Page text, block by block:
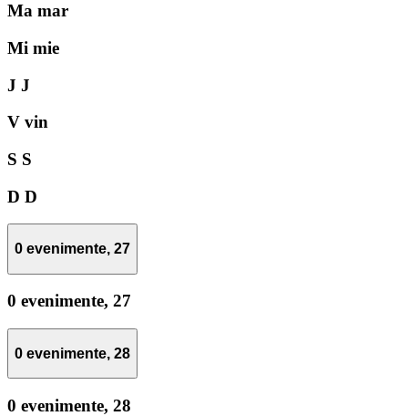
Ma mar
Mi mie
J J
V vin
S S
D D
0 evenimente, 27
0 evenimente, 27
0 evenimente, 28
0 evenimente, 28